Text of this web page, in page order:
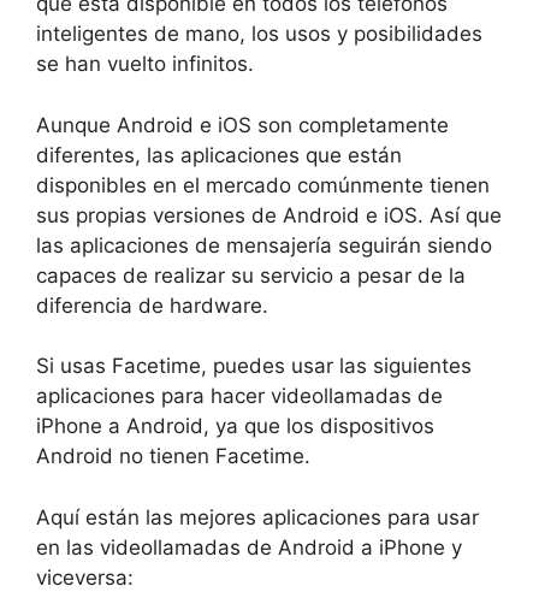
inteligentes de mano, los usos y posibilidades
se han vuelto infinitos.
Aunque Android e iOS son completamente
diferentes, las aplicaciones que están
disponibles en el mercado comúnmente tienen
sus propias versiones de Android e iOS. Así que
las aplicaciones de mensajería seguirán siendo
capaces de realizar su servicio a pesar de la
diferencia de hardware.
Si usas Facetime, puedes usar las siguientes
aplicaciones para hacer videollamadas de
iPhone a Android, ya que los dispositivos
Android no tienen Facetime.
Aquí están las mejores aplicaciones para usar
en las videollamadas de Android a iPhone y
viceversa: